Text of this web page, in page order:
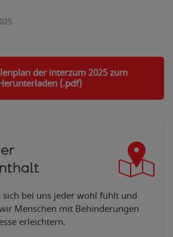
der interzum 2025 zum
(.pdf)
bei uns jeder wohl fühlt und
Menschen mit Behinderungen
erleichtern.